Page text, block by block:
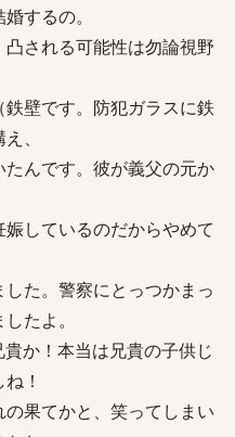
するの。
される可能性は勿論視野
壁です。防犯ガラスに鉄
、
んです。彼が義父の元か
しているのだからやめて
た。警察にとっつかまっ
たよ。
か！本当は兄貴の子供じ
！
果てかと、笑ってしまい